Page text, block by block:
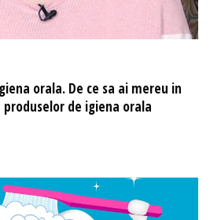
orala. De ce sa ai mereu in
de igiena orala